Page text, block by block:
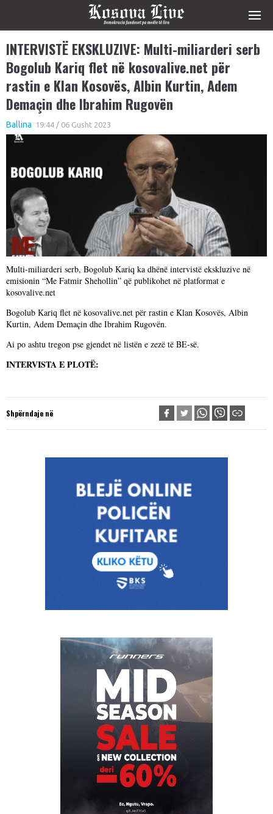
INTERVISTË EKSKLUZIVE: Multi-miliarderi serb
Bogolub Kariq flet në kosovalive.net për
rastin e Klan Kosovës, Albin Kurtin, Adem
Demaçin dhe Ibrahim Rugovën
Ballina 19:44 / 06 Gusht 2023
Multi-miliarderi serb, Bogolub Kariq ka dhënë intervistë ekskluzive në
emisionin “Me Fatmir Shehollin” që publikohet në platformat e
kosovalive.net
Bogolub Kariq flet në kosovalive.net për rastin e Klan Kosovës, Albin
Kurtin, Adem Demaçin dhe Ibrahim Rugovën.
Ai po ashtu tregon pse gjendet në listën e zezë të BE-së.
INTERVISTA E PLOTË:
Shpërndaje në